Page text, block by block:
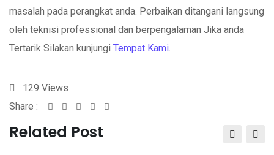
masalah pada perangkat anda. Perbaikan ditangani langsung
oleh teknisi professional dan berpengalaman Jika anda
Tertarik Silakan kunjungi Tempat Kami.
129 Views
Share :
Whatsapp
Share
via
Related Post